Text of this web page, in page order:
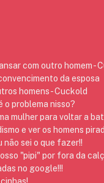
com outro homem -
da esposa
homens - Cuckold
o problema nisso?
mulher para voltar a
e ver os homens
não sei o que fazer!!
"pipi" por fora da
no google!!!